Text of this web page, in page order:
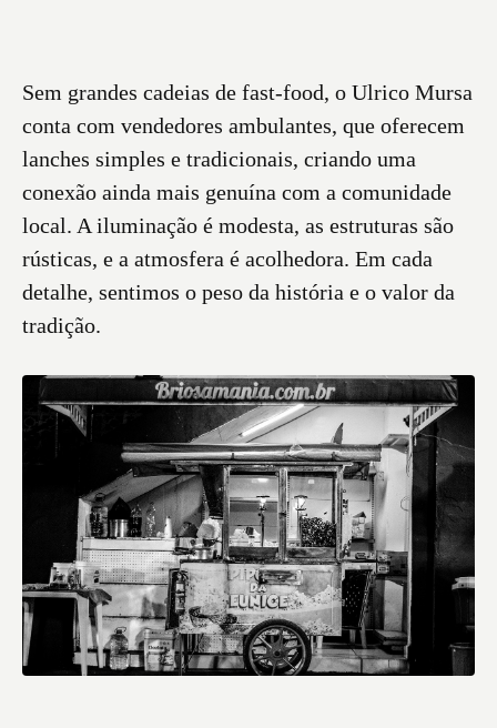
Sem grandes cadeias de fast-food, o Ulrico Mursa
conta com vendedores ambulantes, que oferecem
lanches simples e tradicionais, criando uma
conexão ainda mais genuína com a comunidade
local. A iluminação é modesta, as estruturas são
rústicas, e a atmosfera é acolhedora. Em cada
detalhe, sentimos o peso da história e o valor da
tradição.